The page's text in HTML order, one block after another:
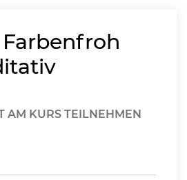
Farbenfroh
AM KURS TEILNEHMEN